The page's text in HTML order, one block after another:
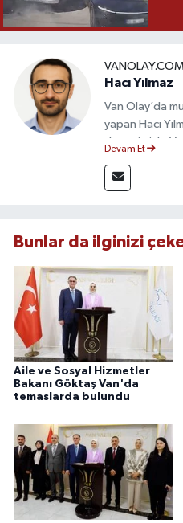
Hacı Yılmaz
Van Olay’da
yapan Hacı
deneyimiyle
takip
Yılmaz,
Devam Et
Bunlar da ilginizi
Aile ve Sosyal Hizmetler
Bakanı Göktaş Van'da
temaslarda bulundu